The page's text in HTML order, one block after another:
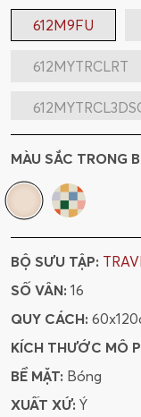
612M9FU
612MYTRCLRT
MÀU SẮC TRONG
BỘ SƯU TẬP:
SỐ VÂN: 16
QUY CÁCH:
KÍCH THƯỚC MÔ
BỀ MẶT: Bóng
XUẤT XỨ: Ý